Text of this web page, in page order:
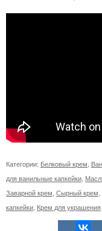
Категории: Белковый крем,
для ванильные капкейки,
Заварной крем, Сырный крем,
капкейки, Крем для украшения